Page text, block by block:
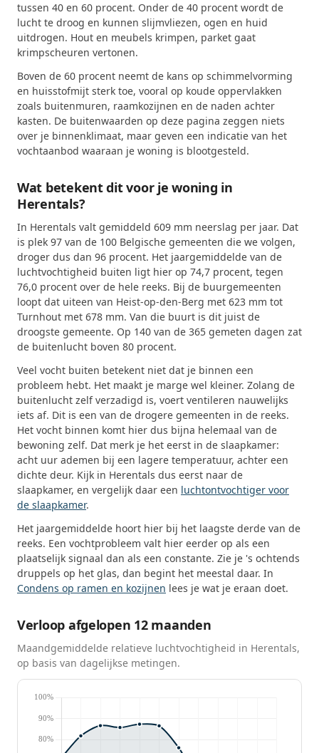
tussen 40 en 60 procent. Onder de 40 procent wordt de
lucht te droog en kunnen slijmvliezen, ogen en huid
uitdrogen. Hout en meubels krimpen, parket gaat
krimpscheuren vertonen.
Boven de 60 procent neemt de kans op schimmelvorming
en huisstofmijt sterk toe, vooral op koude oppervlakken
zoals buitenmuren, raamkozijnen en de naden achter
kasten. De buitenwaarden op deze pagina zeggen niets
over je binnenklimaat, maar geven een indicatie van het
vochtaanbod waaraan je woning is blootgesteld.
Wat betekent dit voor je woning in
Herentals?
In Herentals valt gemiddeld 609 mm neerslag per jaar. Dat
is plek 97 van de 100 Belgische gemeenten die we volgen,
droger dus dan 96 procent. Het jaargemiddelde van de
luchtvochtigheid buiten ligt hier op 74,7 procent, tegen
76,0 procent over de hele reeks. Bij de buurgemeenten
loopt dat uiteen van Heist-op-den-Berg met 623 mm tot
Turnhout met 678 mm. Van die buurt is dit juist de
droogste gemeente. Op 140 van de 365 gemeten dagen zat
de buitenlucht boven 80 procent.
Veel vocht buiten betekent niet dat je binnen een
probleem hebt. Het maakt je marge wel kleiner. Zolang de
buitenlucht zelf verzadigd is, voert ventileren nauwelijks
iets af. Dit is een van de drogere gemeenten in de reeks.
Het vocht binnen komt hier dus bijna helemaal van de
bewoning zelf. Dat merk je het eerst in de slaapkamer:
acht uur ademen bij een lagere temperatuur, achter een
dichte deur. Kijk in Herentals dus eerst naar de
slaapkamer, en vergelijk daar een luchtontvochtiger voor
de slaapkamer.
Het jaargemiddelde hoort hier bij het laagste derde van de
reeks. Een vochtprobleem valt hier eerder op als een
plaatselijk signaal dan als een constante. Zie je 's ochtends
druppels op het glas, dan begint het meestal daar. In
Condens op ramen en kozijnen lees je wat je eraan doet.
Verloop afgelopen 12 maanden
Maandgemiddelde relatieve luchtvochtigheid in Herentals,
op basis van dagelijkse metingen.